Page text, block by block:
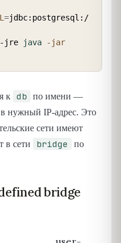
=jdbc:postgresql:/
jre
java
-jar
к db
по имени —
в нужный IP-адрес. Это
сети имеют
в сети
bridge
по
bridge